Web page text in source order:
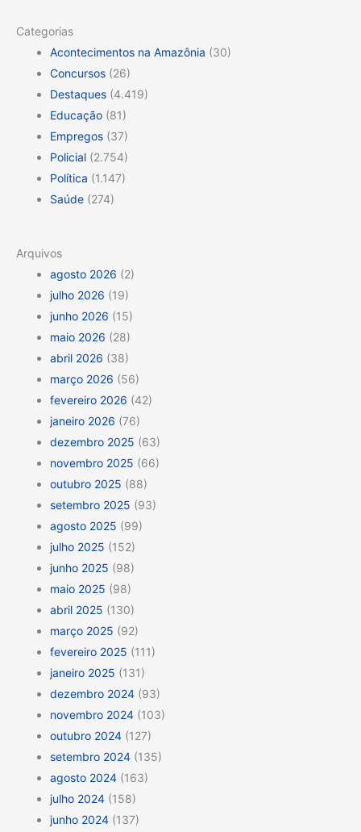
Categorias
Acontecimentos na Amazônia (30)
Concursos (26)
Destaques (4.419)
Educação (81)
Empregos (37)
Policial (2.754)
Política (1.147)
Saúde (274)
Arquivos
agosto 2026 (2)
julho 2026 (19)
junho 2026 (15)
maio 2026 (28)
abril 2026 (38)
março 2026 (56)
fevereiro 2026 (42)
janeiro 2026 (76)
dezembro 2025 (63)
novembro 2025 (66)
outubro 2025 (88)
setembro 2025 (93)
agosto 2025 (99)
julho 2025 (152)
junho 2025 (98)
maio 2025 (98)
abril 2025 (130)
março 2025 (92)
fevereiro 2025 (111)
janeiro 2025 (131)
dezembro 2024 (93)
novembro 2024 (103)
outubro 2024 (127)
setembro 2024 (135)
agosto 2024 (163)
julho 2024 (158)
junho 2024 (137)